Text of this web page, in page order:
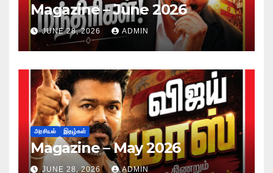
Magazine – June 2026
JUNE 28, 2026 ADMIN
அரசியல் இதழ்கள்
Magazine – May 2026
JUNE 28, 2026 ADMIN